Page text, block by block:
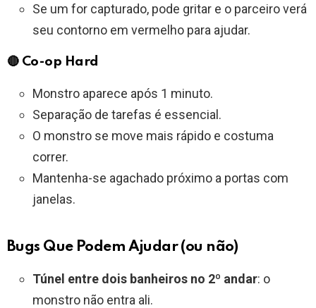
Se um for capturado, pode gritar e o parceiro verá
seu contorno em vermelho para ajudar.
🔴 Co-op Hard
Monstro aparece após 1 minuto.
Separação de tarefas é essencial.
O monstro se move mais rápido e costuma
correr.
Mantenha-se agachado próximo a portas com
janelas.
Bugs Que Podem Ajudar (ou não)
Túnel entre dois banheiros no 2º andar: o
monstro não entra ali.